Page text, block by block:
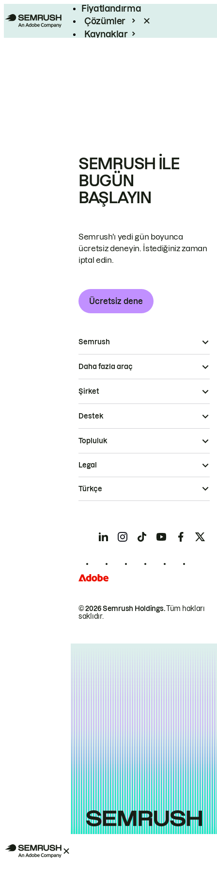
Fiyatlandırma
Çözümler
Kaynaklar
SEMRUSH ILE
BUGÜN
BAŞLAYIN
Semrush'ı yedi gün boyunca
ücretsiz deneyin. İstediğiniz zaman
iptal edin.
Ücretsiz dene
Semrush
Daha fazla araç
Şirket
Destek
Topluluk
© 2026 Semrush Holdings.Tüm hakları
saklıdır.
Legal
Türkçe